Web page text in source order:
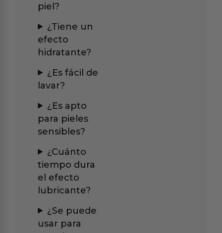
piel?
¿Tiene un
efecto
hidratante?
¿Es fácil de
lavar?
¿Es apto
para pieles
sensibles?
¿Cuánto
tiempo dura
el efecto
lubricante?
¿Se puede
usar para